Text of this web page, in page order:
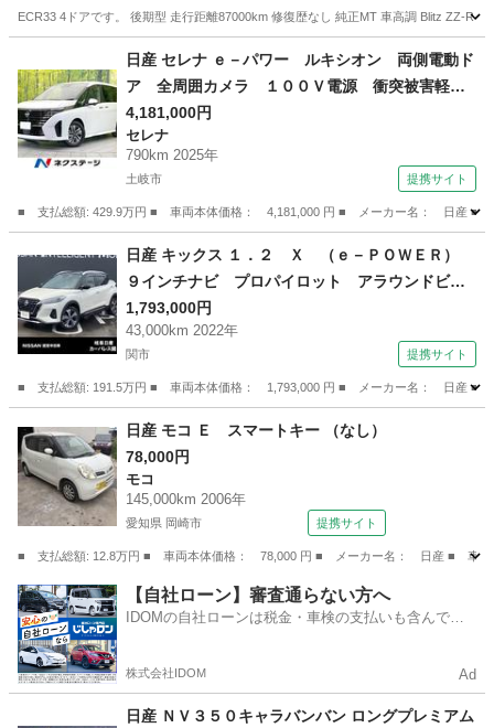
ECR33 4ドアです。 後期型 走行距離87000km 修復歴なし 純正MT 車高調 Blitz ZZ-R
東野駅 スカイライン センター
日産 セレナ ｅ－パワー ルキシオン 両側電動ド
ア 全周囲カメラ １００Ｖ電源 衝突被害軽減
システム レーダークルーズ 禁煙車 ドラレ
コ コーナーセンサー スマートキー ＬＥＤヘ
ッド ＥＴＣ２．０ 純正１６インチアルミ オ
4,181,000円
セレナ
790km 2025年
土岐市 提携サイト
■ 支払総額: 429.9万円 ■ 車両本体価格： 4,181,000 円 ■ メーカー名： 日産
セレナ
日産 キックス １．２ Ｘ （ｅ－ＰＯＷＥＲ）
９インチナビ プロパイロット アラウンドビュ
ーモニター ヒーターシート ステアリングヒー
ター ＬＥＤヘッド ハイビームアシスト ＳＯ
Ｓコール ＥＴＣ リモコンスターター （検9.2）
1,793,000円
43,000km 2022年
関市 提携サイト
■ 支払総額: 191.5万円 ■ 車両本体価格： 1,793,000 円 ■ メーカー名： 日産
日産
日産 モコ Ｅ スマートキー （なし）
78,000円
モコ
145,000km 2006年
愛知県 岡崎市 提携サイト
■ 支払総額: 12.8万円 ■ 車両本体価格： 78,000 円 ■ メーカー名： 日産 ■
愛知 岡崎市 モコ
【自社ローン】審査通らない方へ
IDOMの自社ローンは税金・車検の支払いも含んでい
株式会社IDOM Ad
日産 ＮＶ３５０キャラバンバン ロングプレミアム